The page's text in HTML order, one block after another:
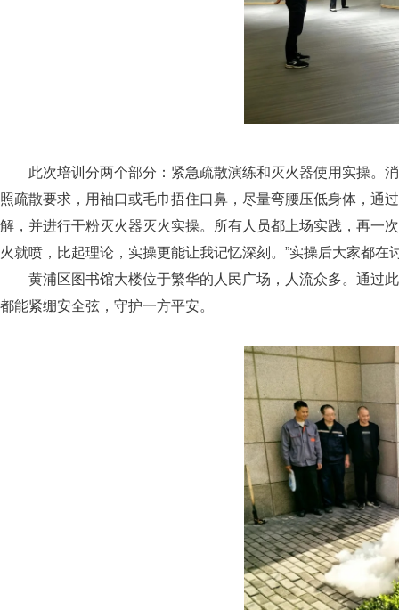
此次培训分两个部分：紧急疏散演练和灭火器使用实操。
照疏散要求，用袖口或毛巾捂住口鼻，尽量弯腰压低身体，通
解，并进行干粉灭火器灭火实操。所有人员都上场实践，再一
火就喷，比起理论，实操更能让我记忆深刻。”实操后大家都在
黄浦区图书馆大楼位于繁华的人民广场，人流众多。通过
都能紧绷安全弦，守护一方平安。